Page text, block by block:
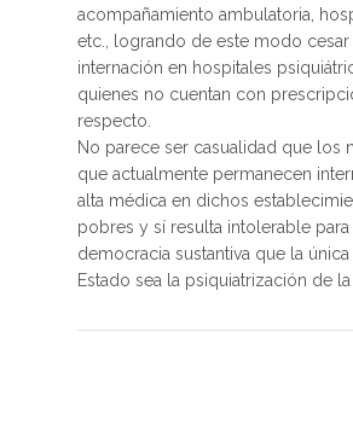
acompañamiento ambulatoria,
etc., logrando de este modo
internación en hospitales
quienes no cuentan con
respecto.
No parece ser casualidad que los
que actualmente permanecen
alta médica en dichos
pobres y sí resulta intolerable para
democracia sustantiva que la
Estado sea la psiquiatrización de